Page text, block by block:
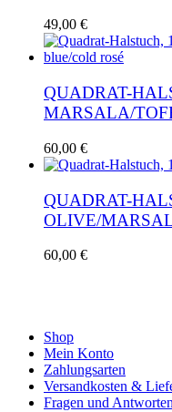
49,00 €
QUADRAT-
MARSALA/
60,00 €
QUADRAT-
OLIVE/
60,00 €
Shop
Mein Konto
Zahlungsarten
Versandkosten &
Fragen und Antworten